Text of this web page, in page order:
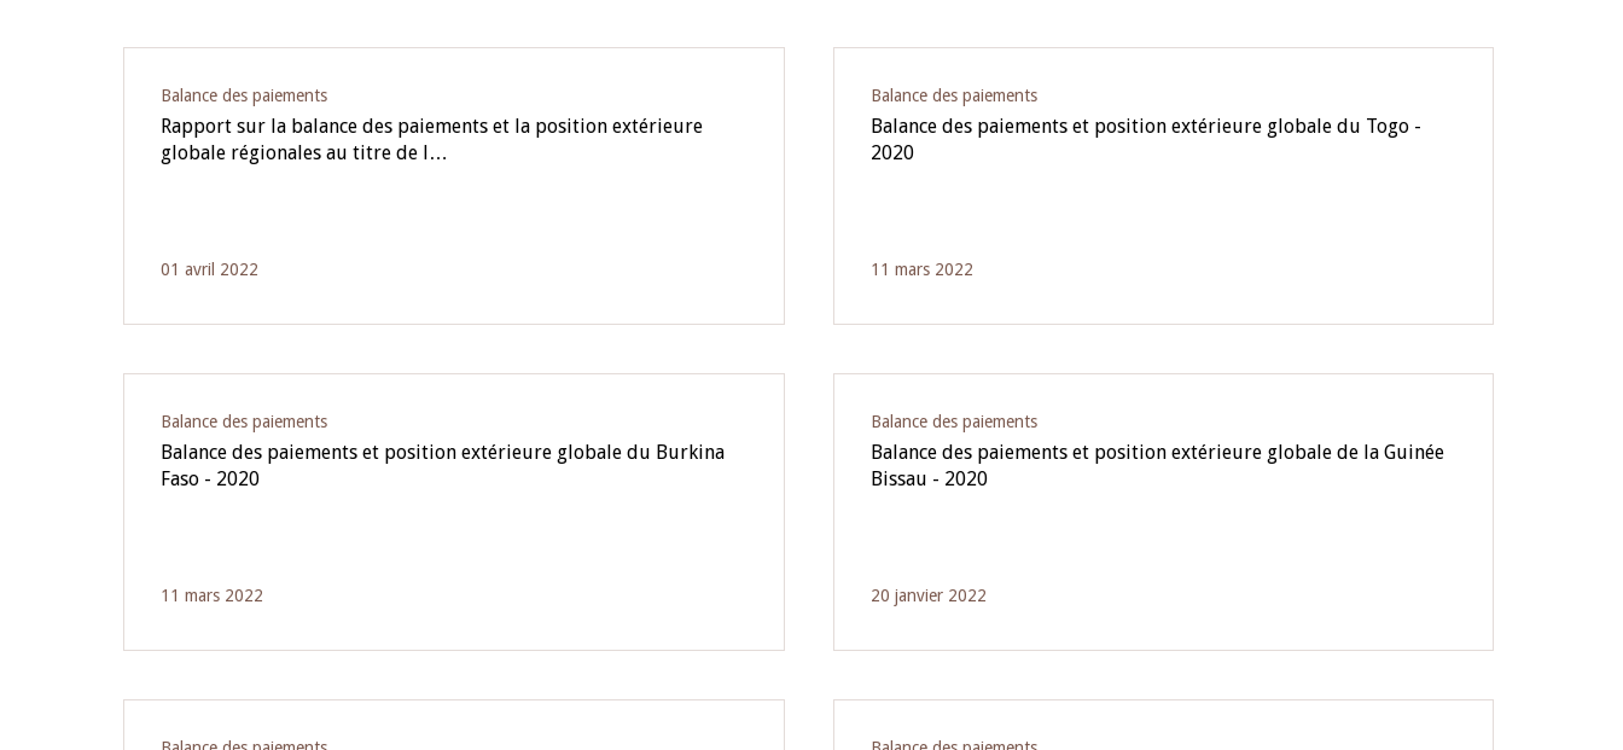
Balance des paiements
Rapport sur la balance des paiements et la position extérieure
globale régionales au titre de l…
01 avril 2022
Balance des paiements
Balance des paiements et position extérieure globale du Togo -
2020
11 mars 2022
Balance des paiements
Balance des paiements et position extérieure globale du Burkina
Faso - 2020
11 mars 2022
Balance des paiements
Balance des paiements et position extérieure globale de la Guinée
Bissau - 2020
20 janvier 2022